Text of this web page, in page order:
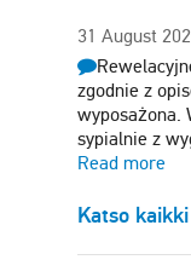
31 August
zgodnie z
wyposażona.
sypialnie z
Read more
Katso